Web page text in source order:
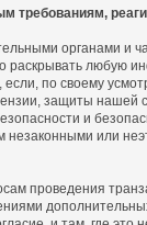
требованиям,
органами и
раскрывать любую
по своему
защиты нашей
и
незаконными или
проведения